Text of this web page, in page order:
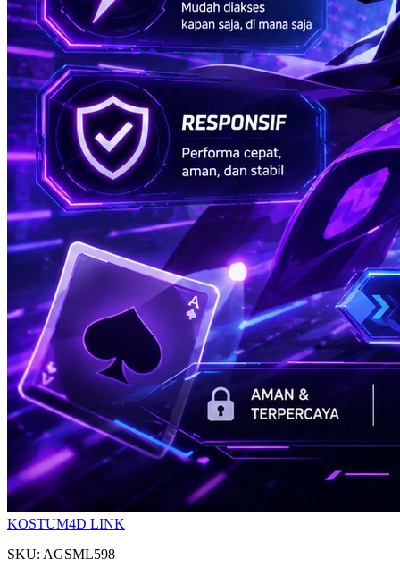
KOSTUM4D LINK
SKU: AGSML598